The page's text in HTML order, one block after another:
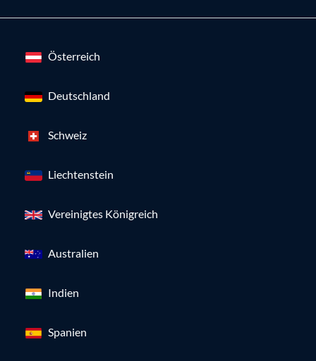
Österreich
Deutschland
Schweiz
Liechtenstein
Vereinigtes Königreich
Australien
Indien
Spanien